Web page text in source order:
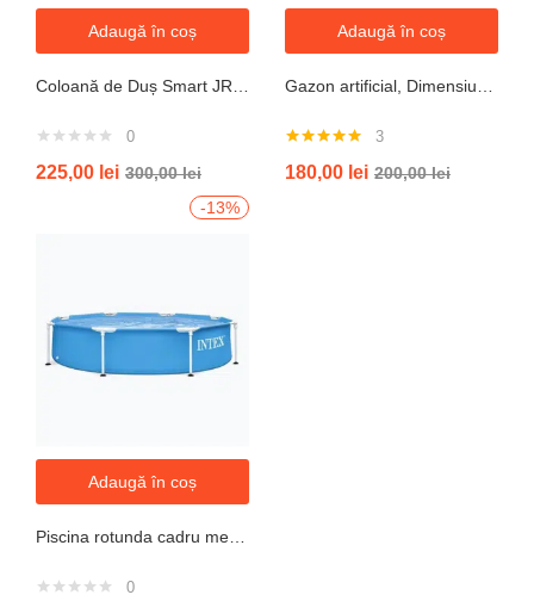
Adaugă în coș
0
225,00 lei 300,00lei
Adaugă în coș
5.00din 5
3
180,00 lei 200,00lei
-13%
Adaugă în coș
0